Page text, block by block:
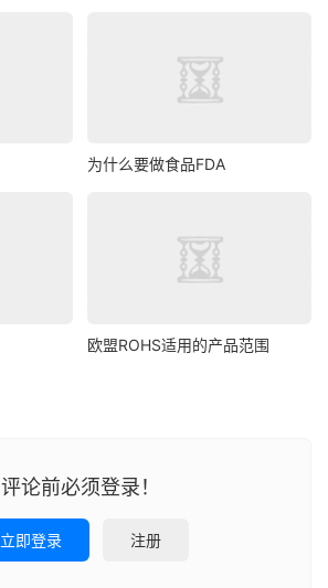
为什么要做食品FDA
欧盟ROHS适用的产品范围
评论前必须登录！
立即登录 注册